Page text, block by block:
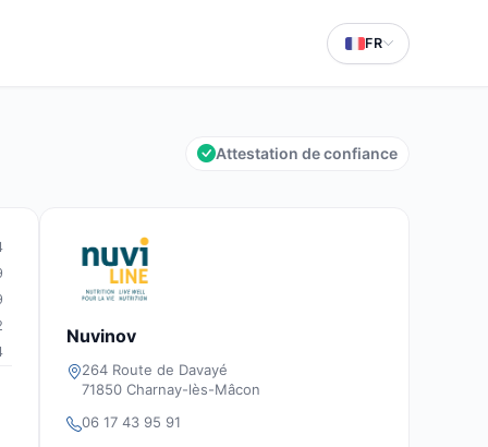
FR
Attestation de confiance
Nuvinov
264 Route de Davayé
71850 Charnay-lès-Mâcon
06 17 43 95 91